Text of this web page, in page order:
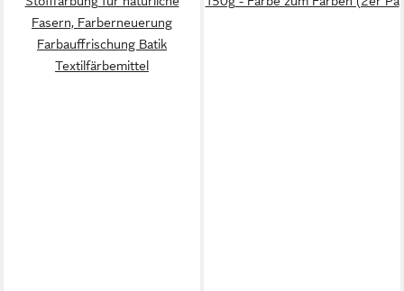
Fasern, Farberneuerung
Farbauffrischung Batik
Textilfärbemittel